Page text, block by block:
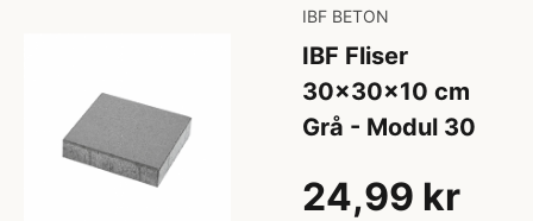
IBF BETON
IBF Fliser
30x30x10 cm
Grå - Modul 30
24,99 kr